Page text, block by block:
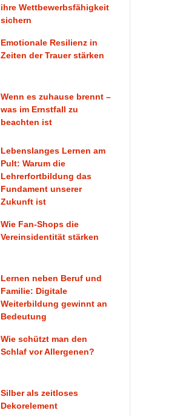
ihre Wettbewerbsfähigkeit
sichern
Emotionale Resilienz in
Zeiten der Trauer stärken
Wenn es zuhause brennt –
was im Ernstfall zu
beachten ist
Lebenslanges Lernen am
Pult: Warum die
Lehrerfortbildung das
Fundament unserer
Zukunft ist
Wie Fan-Shops die
Vereinsidentität stärken
Lernen neben Beruf und
Familie: Digitale
Weiterbildung gewinnt an
Bedeutung
Wie schützt man den
Schlaf vor Allergenen?
Silber als zeitloses
Dekorelement